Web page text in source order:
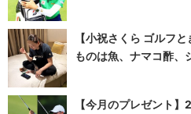
【小祝さくら ゴルフ
ものは魚、ナマコ酢、
【今月のプレゼント